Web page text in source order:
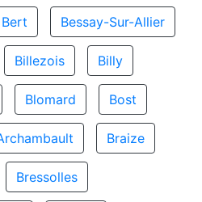
Bert Bessay-Sur-Allier
Billezois Billy
Blomard Bost
Braize
Bressolles